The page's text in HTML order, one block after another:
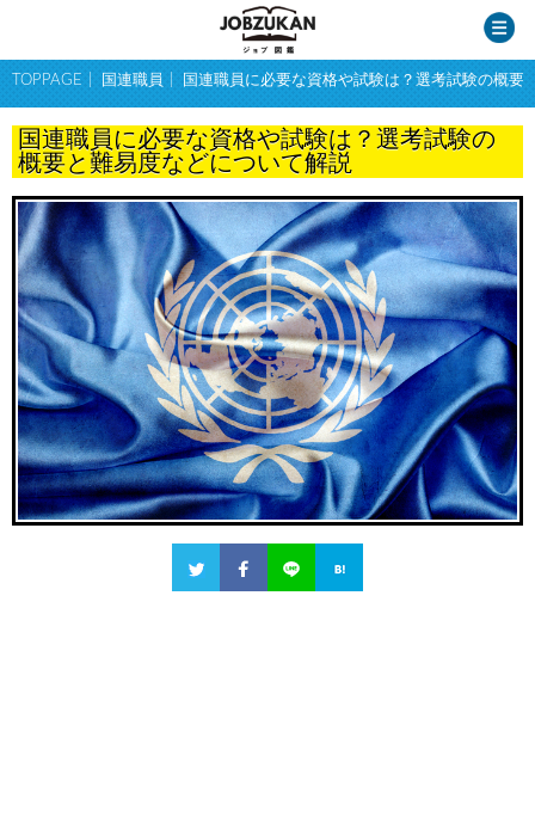
TOPPAGE 国連職員 国連職員に必要な資格や試験は？選考試験の概要
国連職員に必要な資格や試験は？選考試験の
概要と難易度などについて解説